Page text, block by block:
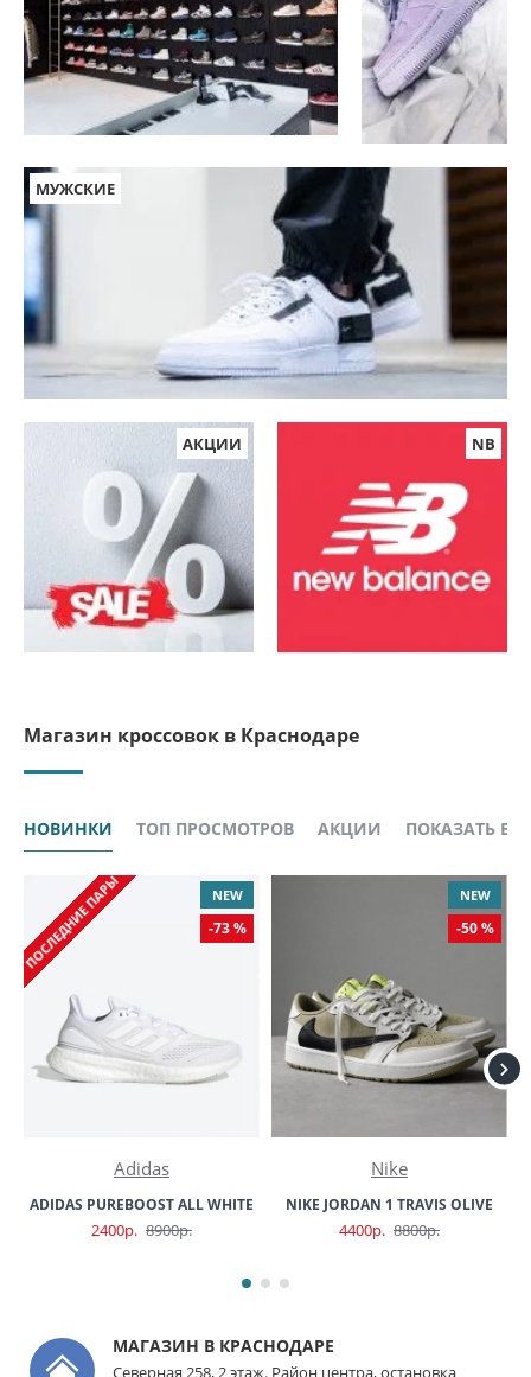
МУЖСКИЕ
АКЦИИ NB
Магазин кроссовок в Краснодаре
НОВИНКИ ТОП ПРОСМОТРОВ АКЦИИ ПОКАЗАТЬ ВСЕ
NEW
ПОСЛЕДНИЕ ПАРЫ -73 %
Adidas
ADIDAS PUREBOOST ALL WHITE
2400р. 8900р.
NEW
-50 %
Nike
NIKE JORDAN 1 TRAVIS OLIVE
4400р. 8800р.
МАГАЗИН В КРАСНОДАРЕ
Северная 258, 2 этаж. Район центра, остановка